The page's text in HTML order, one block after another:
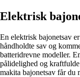
Elektrisk
En elektrisk bajonetsav
håndholdte sav og
batteridrevne modeller.
pålidelighed og
makita bajonetsav får du